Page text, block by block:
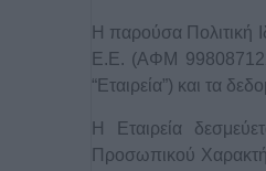
Η παρούσα Πολιτική
Ε.Ε. (ΑΦΜ
“Εταιρεία”) και τα
H Εταιρεία
Προσωπικού